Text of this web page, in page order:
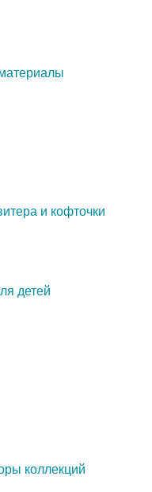
и кофточки
детей
коллекций